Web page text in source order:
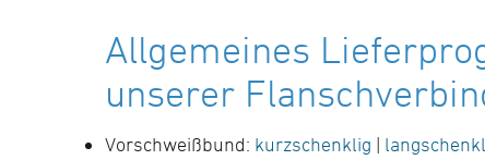
Allgemeines
unserer
Vorschweißbund: kurzschenklig |